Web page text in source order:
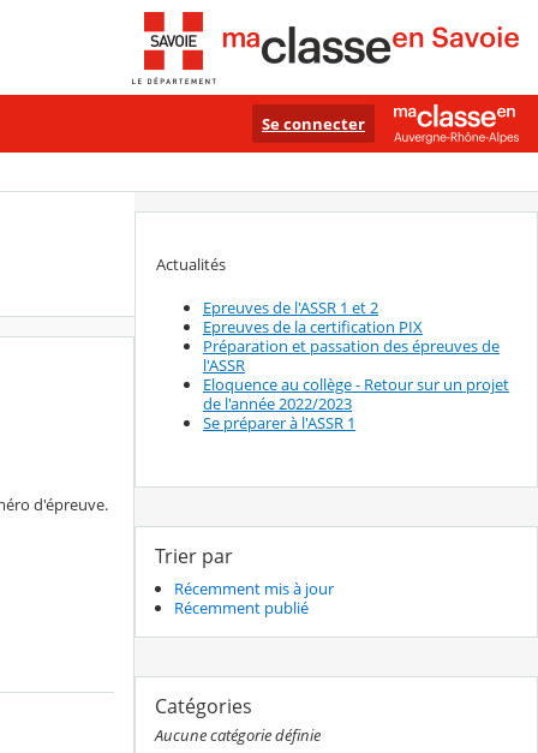
Se connecter
d'épreuve.
Actualités
Epreuves de l'ASSR 1 et 2
Epreuves de la certification PIX
Préparation et passation des épreuves de
l'ASSR
Eloquence au collège - Retour sur un projet
de l'année 2022/2023
Se préparer à l'ASSR 1
Trier par
Récemment mis à jour
Récemment publié
Catégories
Aucune catégorie définie